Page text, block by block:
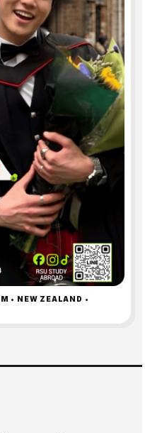
• NEW ZEALAND •